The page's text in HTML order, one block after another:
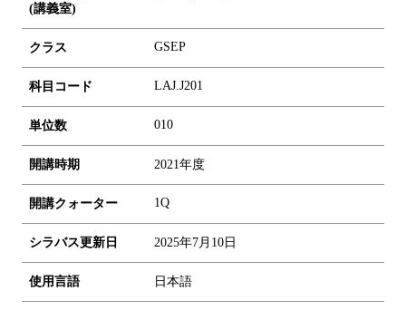
(講義室)
クラス GSEP
科目コード LAJ.J201
単位数 010
開講時期 2021年度
開講クォーター 1Q
シラバス更新日 2025年7月10日
使用言語 日本語